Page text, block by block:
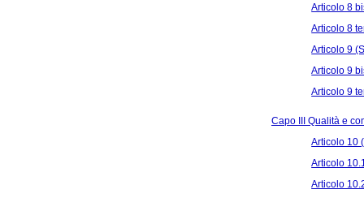
Articolo 8
Articolo 8
Articolo 9
Articolo 9
Articolo 9
Capo III Qualità e
Articolo 10
Articolo
Articolo